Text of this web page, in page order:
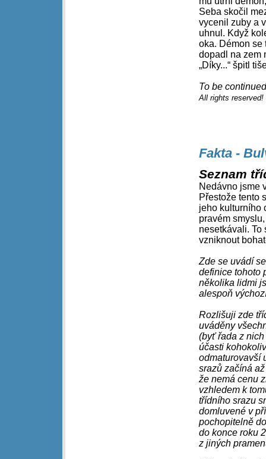
Seba skočil
vycenil zuby a
uhnul. Když
oka. Démon se
dopadl na zem
„Díky...“ špitl
To be
All rights
Fakta -
Seznam
Nedávno jsme
Přestože tento
jeho kulturního
pravém
nesetkávali. To
vzniknout
Zde se uvádí
definice tohoto
několika lidmi
alespoň
Rozlišuji zde
uváděny
(byť řada z
účasti
odmaturovavší
srazů začíná
že nemá cenu
vzhledem k
třídního srazu
domluvené v
pochopitelně
do konce roku
z jiných